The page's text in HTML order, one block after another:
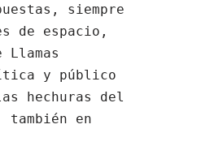
siempre
de espacio,
y público
hechuras del
también en